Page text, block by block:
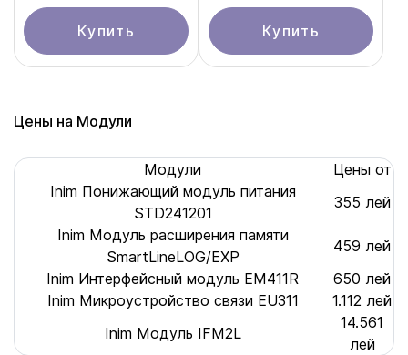
Купить Купить
Цены на Модули
Модули
Цены от
Inim Понижающий модуль питания
STD241201
355 лей
Inim Модуль расширения памяти
SmartLineLOG/EXP
459 лей
Inim Интерфейсный модуль EM411R
650 лей
Inim Mикроустройство связи EU311
1.112 лей
Inim Модуль IFM2L
14.561
лей